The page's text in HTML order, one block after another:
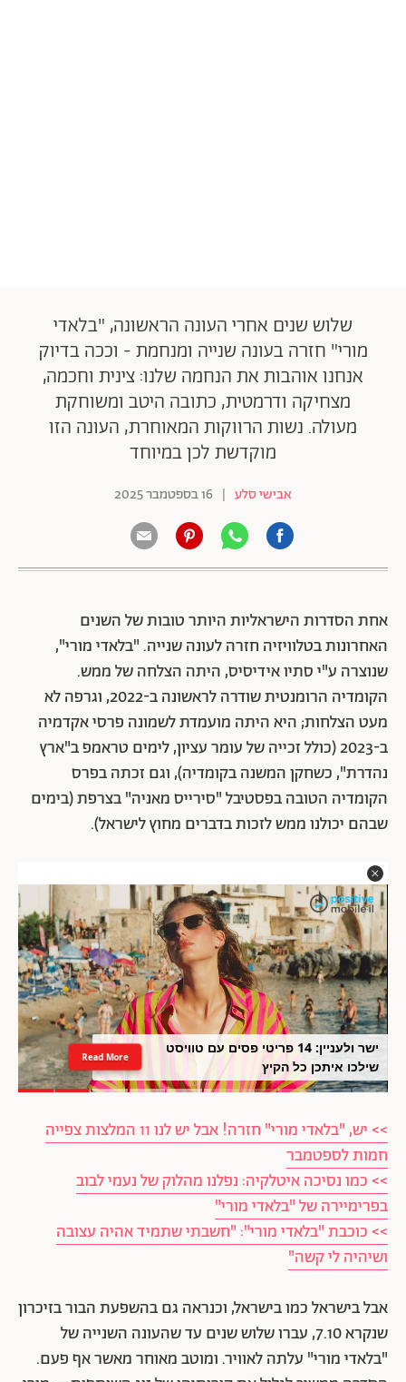
שלוש שנים אחרי העונה הראשונה, "בלאדי
מורי" חזרה בעונה שנייה ומנחמת - וככה בדיוק
אנחנו אוהבות את הנחמה שלנו: צינית וחכמה,
מצחיקה ודרמטית, כתובה היטב ומשוחקת
מעולה. נשות הרווקות המאוחרת, העונה הזו
מוקדשת לכן במיוחד
אבישי סלע | 16 בספטמבר 2025
אחת הסדרות הישראליות היותר טובות של השנים
האחרונות בטלוויזיה חזרה לעונה שנייה. "בלאדי מורי",
שנוצרה ע"י סתיו אידיסיס, היתה הצלחה של ממש.
הקומדיה הרומנטית שודרה לראשונה ב-2022, וגרפה לא
מעט הצלחות; היא היתה מועמדת לשמונה פרסי אקדמיה
ב-2023 (כולל זכייה של עומר עציון, לימים טראמפ ב"ארץ
נהדרת", כשחקן המשנה בקומדיה), וגם זכתה בפרס
הקומדיה הטובה בפסטיבל "סירייס מאניה" בצרפת (בימים
שבהם יכולנו ממש לזכות בדברים מחוץ לישראל).
הקשר המפתיע בין שקדים לשינה טובה
יותר
Read More
>> יש, "בלאדי מורי" חזרה! אבל יש לנו 11 המלצות צפייה
חמות לספטמבר
>> כמו נסיכה איטלקיה: נפלנו מהלוק של נעמי לבוב
בפרימיירה של "בלאדי מורי"
>> כוכבת "בלאדי מורי": "חשבתי שתמיד אהיה עצובה
ושיהיה לי קשה"
אבל בישראל כמו בישראל, וכנראה גם בהשפעת הבור בזיכרון
שנקרא 7.10, עברו שלוש שנים עד שהעונה השנייה של
"בלאדי מורי" עלתה לאוויר. ומוטב מאוחר מאשר אף פעם.